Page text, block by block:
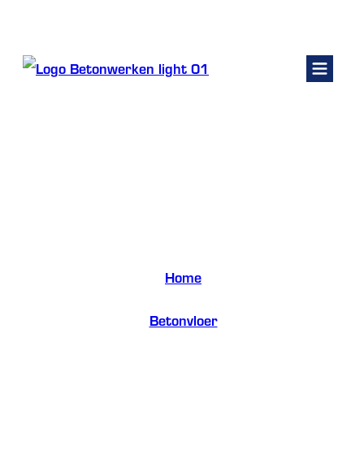
Home
Betonvloer